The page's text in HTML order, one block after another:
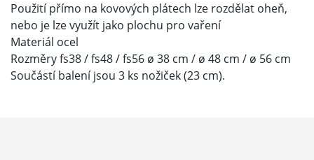
Použití přímo na kovových plátech lze rozdělat oheň,
nebo je lze využít jako plochu pro vaření
Materiál ocel
Rozměry fs38 / fs48 / fs56 ø 38 cm / ø 48 cm / ø 56 cm
Součástí balení jsou 3 ks nožiček (23 cm).